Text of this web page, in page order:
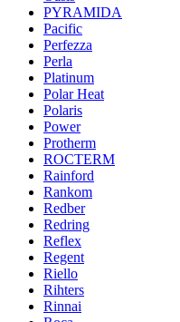
PYRAMIDA
Pacific
Perfezza
Perla
Platinum
Polar Heat
Polaris
Power
Protherm
ROCTERM
Rainford
Rankom
Redber
Redring
Reflex
Regent
Riello
Rihters
Rinnai